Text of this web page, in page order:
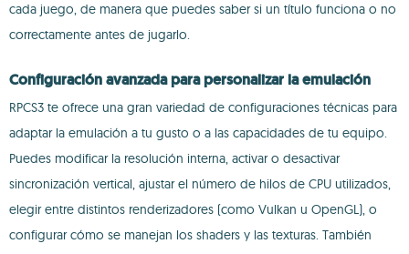
cada juego, de manera que puedes saber si un título funciona o no
correctamente antes de jugarlo.
Configuración avanzada para personalizar la emulación
RPCS3 te ofrece una gran variedad de configuraciones técnicas para
adaptar la emulación a tu gusto o a las capacidades de tu equipo.
Puedes modificar la resolución interna, activar o desactivar
sincronización vertical, ajustar el número de hilos de CPU utilizados,
elegir entre distintos renderizadores (como Vulkan u OpenGL), o
configurar cómo se manejan los shaders y las texturas. También